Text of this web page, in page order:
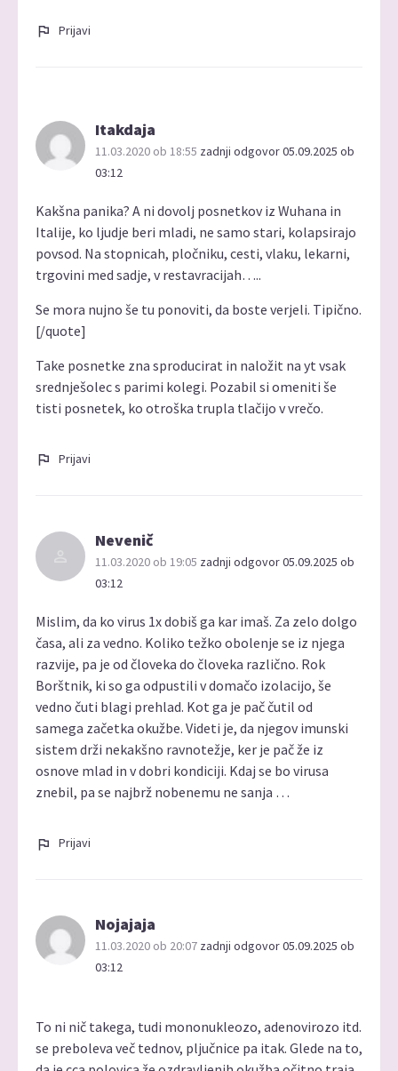
Prijavi
Itakdaja
11.03.2020 ob 18:55 zadnji odgovor 05.09.2025 ob
03:12
Kakšna panika? A ni dovolj posnetkov iz Wuhana in
Italije, ko ljudje beri mladi, ne samo stari, kolapsirajo
povsod. Na stopnicah, pločniku, cesti, vlaku, lekarni,
trgovini med sadje, v restavracijah…..
Se mora nujno še tu ponoviti, da boste verjeli. Tipično.
[/quote]
Take posnetke zna sproducirat in naložit na yt vsak
srednješolec s parimi kolegi. Pozabil si omeniti še
tisti posnetek, ko otroška trupla tlačijo v vrečo.
Prijavi
Nevenič
11.03.2020 ob 19:05 zadnji odgovor 05.09.2025 ob
03:12
Mislim, da ko virus 1x dobiš ga kar imaš. Za zelo dolgo
časa, ali za vedno. Koliko težko obolenje se iz njega
razvije, pa je od človeka do človeka različno. Rok
Borštnik, ki so ga odpustili v domačo izolacijo, še
vedno čuti blagi prehlad. Kot ga je pač čutil od
samega začetka okužbe. Videti je, da njegov imunski
sistem drži nekakšno ravnotežje, ker je pač že iz
osnove mlad in v dobri kondiciji. Kdaj se bo virusa
znebil, pa se najbrž nobenemu ne sanja …
Prijavi
Nojajaja
11.03.2020 ob 20:07 zadnji odgovor 05.09.2025 ob
03:12
To ni nič takega, tudi mononukleozo, adenovirozo itd.
se preboleva več tednov, pljučnice pa itak. Glede na to,